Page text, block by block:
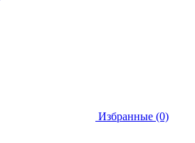
Избранные (0)